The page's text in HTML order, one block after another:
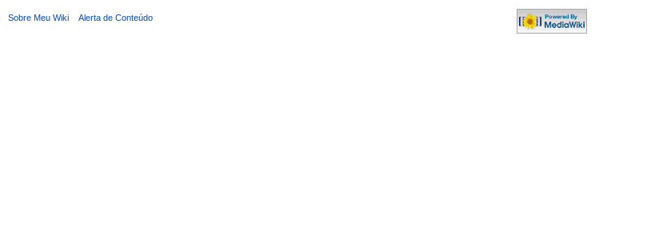
Sobre Meu Wiki Alerta de Conteúdo